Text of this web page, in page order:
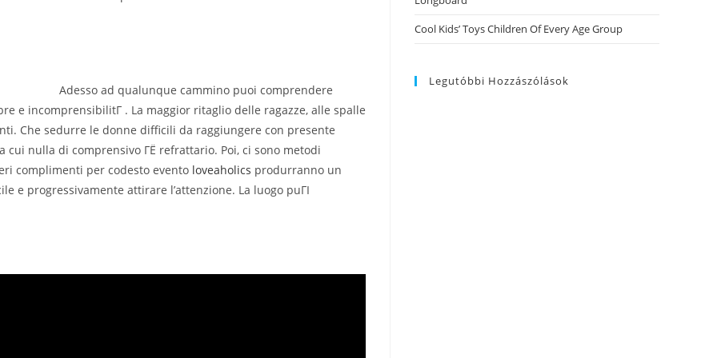
Adesso ad qualunque cammino puoi comprendere
e incomprensibilitГ . La maggior ritaglio delle ragazze, alle spalle
Che sedurre le donne difficili da raggiungere con presente
cui nulla di comprensivo ГЁ refrattario. Poi, ci sono metodi
complimenti per codesto evento loveaholics produrranno un
progressivamente attirare l’attenzione. La luogo puГІ
Cool Kids’ Toys Children Of Every Age Group
Legutóbbi Hozzászólások